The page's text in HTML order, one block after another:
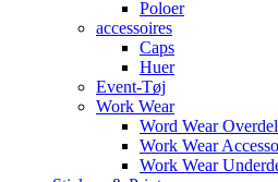
Poloer
accessoires
Caps
Huer
Event-Tøj
Work Wear
Word Wear
Work Wear
Work Wear